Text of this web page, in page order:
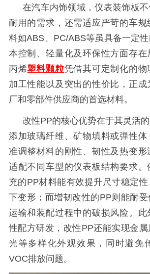
在汽车内饰领域，仪表装饰板不
耐用的需求，还需适应严苛的车
料如ABS、PC/ABS等虽具备一定
本控制、轻量化及环保性方面存在
丙烯塑料颗粒凭借其可定制化的物
加工性能以及突出的性价比，正
厂和零部件供应商的首选材料。
改性PP的核心优势在于其灵活
添加玻璃纤维、矿物填料或弹性
准调整材料的刚性、韧性及热变形
适配不同车型的仪表板结构要求
充的PP材料能有效提升尺寸稳定
下变形；而增韧改性的PP则能耐
运输和装配过程中的破损风险。
性配方研发 ，改性PP还能实现金
光等多样化外观效果，同时避免
VOC排放问题。